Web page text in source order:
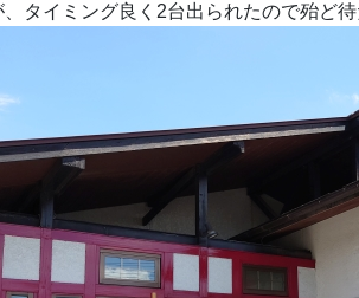
、タイミング良く2台出られたので殆ど